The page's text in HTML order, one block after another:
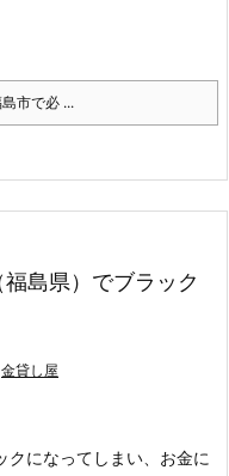
市で必 ...
島県）でブラック
金貸し屋
クになってしまい、お金に